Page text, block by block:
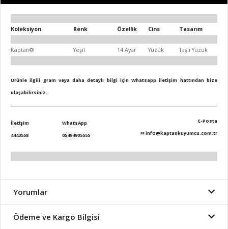
Koleksiyon Renk Özellik Cins Tasarım
Kaptan® Yeşil 14 Ayar Yüzük Taşlı Yüzük
Ürünle ilgili gram veya daha detaylı bilgi için Whatsapp iletişim hattından bize
ulaşabilirsiniz.
İletişim
4443558
WhatsApp
05494905555
E-Posta
✉info@kaptankuyumcu.com.tr
Yorumlar
Ödeme ve Kargo Bilgisi